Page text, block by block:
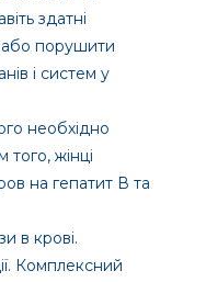
здатні
або порушити
і систем у
необхідно
жінці
на гепатит В та
в крові.
Комплексний